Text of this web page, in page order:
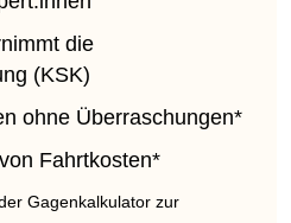
die
(KSK)
ohne Überraschungen*
Fahrtkosten*
Gagenkalkulator zur